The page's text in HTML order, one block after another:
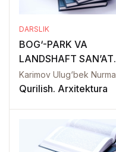
DARSLIK
BOG‘-PARK VA
LANDSHAFT SAN’ATI
TARIXI
Qurilish. Arxitektura